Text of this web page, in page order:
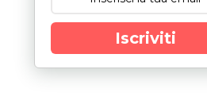
Iscriviti